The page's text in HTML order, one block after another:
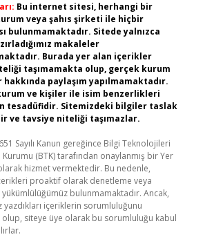
Bu internet sitesi, herhangi bir
veya şahıs şirketi ile hiçbir
bulunmamaktadır. Sitede yalnızca
makaleler
Burada yer alan içerikler
taşımamakta olup, gerçek kurum
paylaşım yapılmamaktadır.
ve kişiler ile isim benzerlikleri
tesadüfidir. Sitemizdeki bilgiler taslak
ve tavsiye niteliği taşımazlar.
Sayılı Kanun gereğince Bilgi Teknolojileri
(BTK) tarafından onaylanmış bir Yer
olarak hizmet vermektedir. Bu nedenle,
proaktif olarak denetleme veya
yükümlülüğümüz bulunmamaktadır. Ancak,
yazdıkları içeriklerin sorumluluğunu
olup, siteye üye olarak bu sorumluluğu kabul